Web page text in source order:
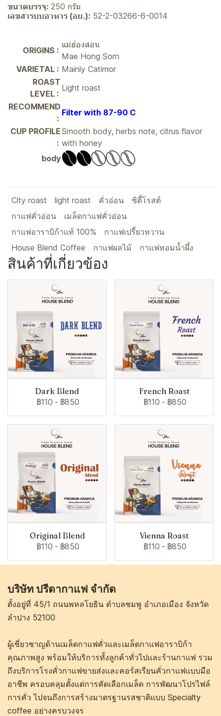
ขนาดบรรจุ: 250 กรัม
เลขสารบบอาหาร (อย.): 52-2-03266-6-0014
ORIGINS :
แม่ฮ่องสอน
Mae Hong Sorn
VARIETAL : Mainly Catimor
ROAST
LEVEL :
Light roast
RECOMMEND
:
Filter with 87-90 C
CUP PROFILE
:
Smooth body, herbs note, citrus flavor
with honey
body
City roast light roast คั่วอ่อน
ซิตี้โรสต์
กาแฟคั่วอ่อน
เมล็ดกาแฟคั่วอ่อน
กาแฟอาราบิก้าแท้ 100%
กาแฟเปรี้ยวหวาน
House Blend Coffee
กาแฟผลไม้ กาแฟหอมน้ำผึ้ง
สินค้าที่เกี่ยวข้อง
Dark Blend
฿110 - ฿850
French Roast
฿110 - ฿850
Original Blend
฿110 - ฿850
Vienna Roast
฿110 - ฿850
บริษัท ปรีดากาแฟ จำกัด
ตั้งอยู่ที่ 45/1 ถนนพหลโยธิน ตำบลชมพู อำเภอเมือง จังหวัด
ลำปาง 52100
ผู้เชี่ยวชาญด้านเมล็ดกาแฟคั่วและเมล็ดกาแฟอาราบิก้า
คุณภาพสูง พร้อมให้บริการทั้งลูกค้าทั่วไปและร้านกาแฟ รวม
ถึงบริการโรงคั่วกาแฟขายส่งและคอร์สเรียนคั่วกาแฟแบบมือ
อาชีพ ครอบคลุมตั้งแต่การคัดเลือกเมล็ด การพัฒนาโปรไฟล์
การคั่ว ไปจนถึงการสร้างมาตรฐานรสชาติแบบ Specialty
coffee อย่างครบวงจร